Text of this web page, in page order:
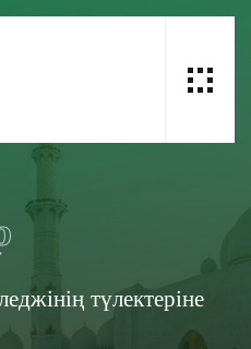
түлектеріне